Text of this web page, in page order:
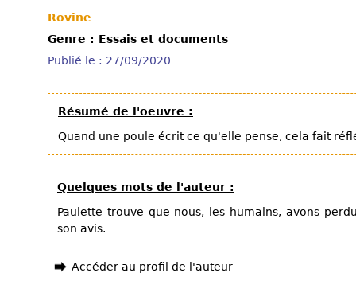
Rovine
Genre : Essais et documents
Publié le : 27/09/2020
Résumé de l'oeuvre :
Quand une poule écrit ce qu'elle pense, cela fait
Quelques mots de l'auteur :
Paulette trouve que nous, les humains, avons
son avis.
Accéder au profil de l'auteur